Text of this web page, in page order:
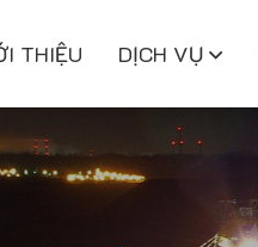
THIỆU DỊCH VỤ